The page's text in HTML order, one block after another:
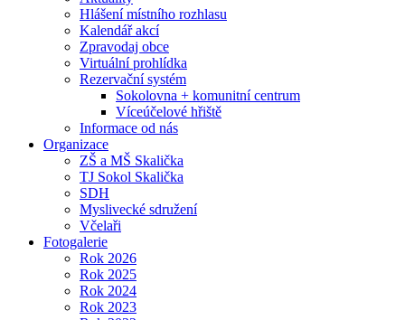
Hlášení místního rozhlasu
Kalendář akcí
Zpravodaj obce
Virtuální prohlídka
Rezervační systém
Sokolovna + komunitní centrum
Víceúčelové hřiště
Informace od nás
Organizace
ZŠ a MŠ Skalička
TJ Sokol Skalička
SDH
Myslivecké sdružení
Včelaři
Fotogalerie
Rok 2026
Rok 2025
Rok 2024
Rok 2023